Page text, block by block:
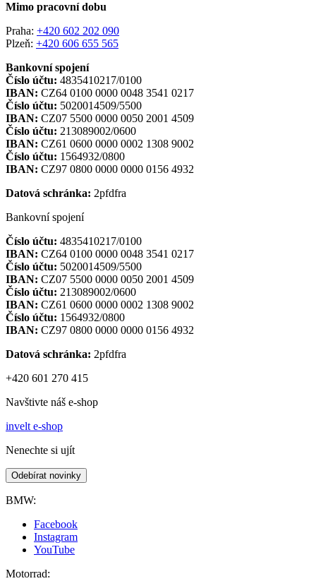
Mimo pracovní dobu
Praha: +420 602 202 090
Plzeň: +420 606 655 565
Bankovní spojení
Číslo účtu: 4835410217/0100
IBAN: CZ64 0100 0000 0048 3541 0217
Číslo účtu: 5020014509/5500
IBAN: CZ07 5500 0000 0050 2001 4509
Číslo účtu: 213089002/0600
IBAN: CZ61 0600 0000 0002 1308 9002
Číslo účtu: 1564932/0800
IBAN: CZ97 0800 0000 0000 0156 4932
Datová schránka: 2pfdfra
Bankovní spojení
Číslo účtu: 4835410217/0100
IBAN: CZ64 0100 0000 0048 3541 0217
Číslo účtu: 5020014509/5500
IBAN: CZ07 5500 0000 0050 2001 4509
Číslo účtu: 213089002/0600
IBAN: CZ61 0600 0000 0002 1308 9002
Číslo účtu: 1564932/0800
IBAN: CZ97 0800 0000 0000 0156 4932
Datová schránka: 2pfdfra
+420 601 270 415
Navštivte náš e-shop
invelt e-shop
Nenechte si ujít
Odebírat novinky
BMW:
Facebook
Instagram
YouTube
Motorrad: